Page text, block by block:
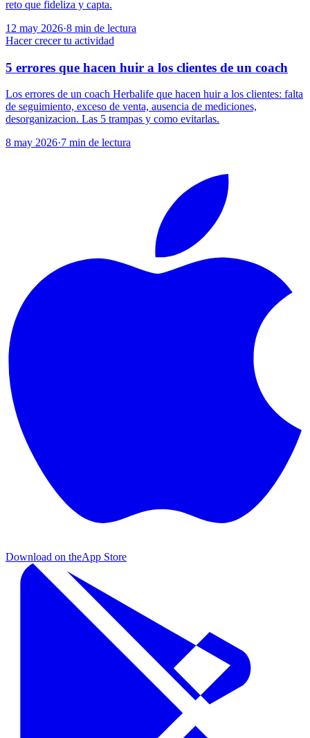
reto que fideliza y capta.
12 may 2026·8 min de lectura
Hacer crecer tu actividad
5 errores que hacen huir a los clientes de un coach
Los errores de un coach Herbalife que hacen huir a los clientes: falta
de seguimiento, exceso de venta, ausencia de mediciones,
desorganizacion. Las 5 trampas y como evitarlas.
8 may 2026·7 min de lectura
Download on theApp Store